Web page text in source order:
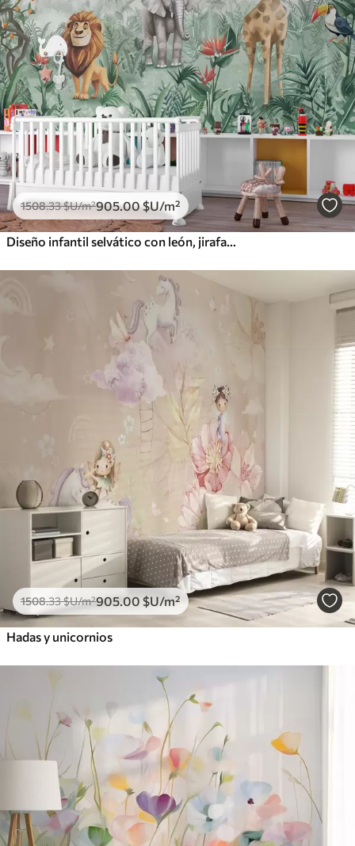
1508.33$U/m²905.00$U/m²
1508.33$U/m²905 .00 $U/m²
Hadas y unicornios